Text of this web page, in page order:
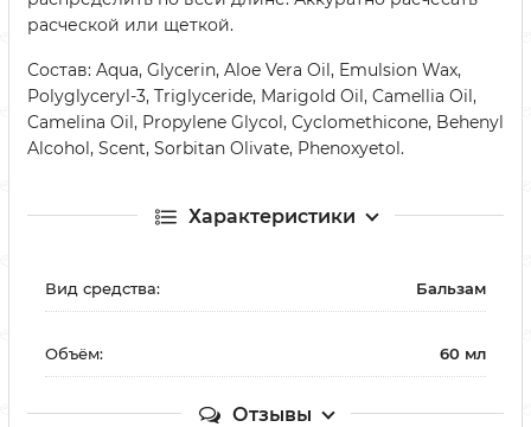
расческой или щеткой.
Состав: Aqua, Glycerin, Aloe Vera Oil, Emulsion Wax,
Polyglyceryl-3, Triglyceride, Marigold Oil, Camellia Oil,
Camelina Oil, Propylene Glycol, Cyclomethicone, Behenyl
Alcohol, Scent, Sorbitan Olivate, Phenoxyetol.
Характеристики
Вид средства: Бальзам
Объём: 60 мл
Отзывы